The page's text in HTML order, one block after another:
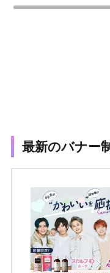
最新のバナー